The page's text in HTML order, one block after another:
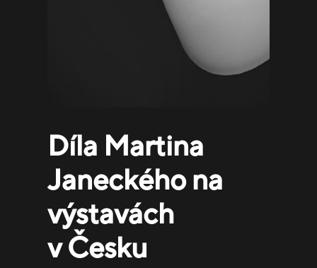
Díla Martina
Janeckého na
výstavách
v Česku